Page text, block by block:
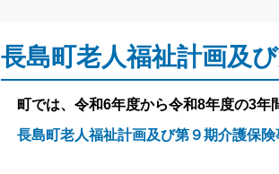
長島町老人福祉計画及
町では、令和6年度から令和8年度の3年
長島町老人福祉計画及び第９期介護保険